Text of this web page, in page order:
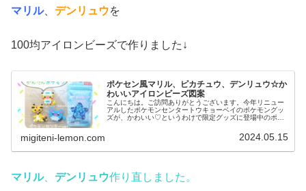
マリル、 デンリュウを
100均アイロンビーズで作りました↓
ポケセン風マリル、ピカチュウ、デンリュウ☆か
わいいアイロンビーズ図案
こんにちは。ご訪問ありがとうございます。今年リニュー
アルしたポケモンセンタートウキョーベイのポケモングッ
ズが、かわいい♡というわけで限定グッズに登場中のポケ
migiteni-lemon.com 2024.05.15
マリル、 デンリュウ作り直しました。